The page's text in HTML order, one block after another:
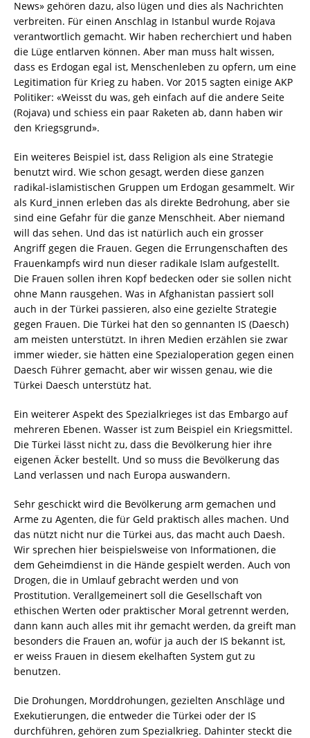
News» gehören dazu, also lügen und dies als Nachrichten
verbreiten. Für einen Anschlag in Istanbul wurde Rojava
verantwortlich gemacht. Wir haben recherchiert und haben
die Lüge entlarven können. Aber man muss halt wissen,
dass es Erdogan egal ist, Menschenleben zu opfern, um eine
Legitimation für Krieg zu haben. Vor 2015 sagten einige AKP
Politiker: «Weisst du was, geh einfach auf die andere Seite
(Rojava) und schiess ein paar Raketen ab, dann haben wir
den Kriegsgrund».
Ein weiteres Beispiel ist, dass Religion als eine Strategie
benutzt wird. Wie schon gesagt, werden diese ganzen
radikal-islamistischen Gruppen um Erdogan gesammelt. Wir
als Kurd_innen erleben das als direkte Bedrohung, aber sie
sind eine Gefahr für die ganze Menschheit. Aber niemand
will das sehen. Und das ist natürlich auch ein grosser
Angriff gegen die Frauen. Gegen die Errungenschaften des
Frauenkampfs wird nun dieser radikale Islam aufgestellt.
Die Frauen sollen ihren Kopf bedecken oder sie sollen nicht
ohne Mann rausgehen. Was in Afghanistan passiert soll
auch in der Türkei passieren, also eine gezielte Strategie
gegen Frauen. Die Türkei hat den so gennanten IS (Daesch)
am meisten unterstützt. In ihren Medien erzählen sie zwar
immer wieder, sie hätten eine Spezialoperation gegen einen
Daesch Führer gemacht, aber wir wissen genau, wie die
Türkei Daesch unterstütz hat.
Ein weiterer Aspekt des Spezialkrieges ist das Embargo auf
mehreren Ebenen. Wasser ist zum Beispiel ein Kriegsmittel.
Die Türkei lässt nicht zu, dass die Bevölkerung hier ihre
eigenen Äcker bestellt. Und so muss die Bevölkerung das
Land verlassen und nach Europa auswandern.
Sehr geschickt wird die Bevölkerung arm gemachen und
Arme zu Agenten, die für Geld praktisch alles machen. Und
das nützt nicht nur die Türkei aus, das macht auch Daesh.
Wir sprechen hier beispielsweise von Informationen, die
dem Geheimdienst in die Hände gespielt werden. Auch von
Drogen, die in Umlauf gebracht werden und von
Prostitution. Verallgemeinert soll die Gesellschaft von
ethischen Werten oder praktischer Moral getrennt werden,
dann kann auch alles mit ihr gemacht werden, da greift man
besonders die Frauen an, wofür ja auch der IS bekannt ist,
er weiss Frauen in diesem ekelhaften System gut zu
benutzen.
Die Drohungen, Morddrohungen, gezielten Anschläge und
Exekutierungen, die entweder die Türkei oder der IS
durchführen, gehören zum Spezialkrieg. Dahinter steckt die